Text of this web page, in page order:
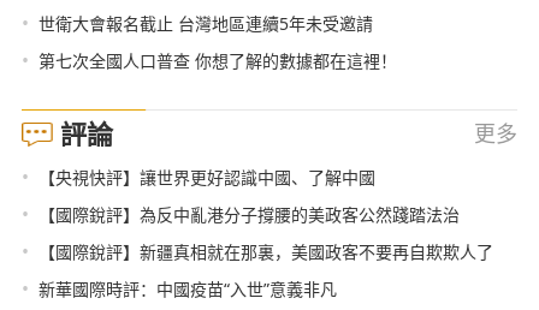
• 世衛大會報名截止 台灣地區連續5年未受邀請
• 第七次全國人口普查 你想了解的數據都在這裡！
評論 更多
• 【央視快評】讓世界更好認識中國、了解中國
• 【國際銳評】為反中亂港分子撐腰的美政客公然踐踏法治
• 【國際銳評】新疆真相就在那裏，美國政客不要再自欺欺人了
• 新華國際時評：中國疫苗“入世”意義非凡